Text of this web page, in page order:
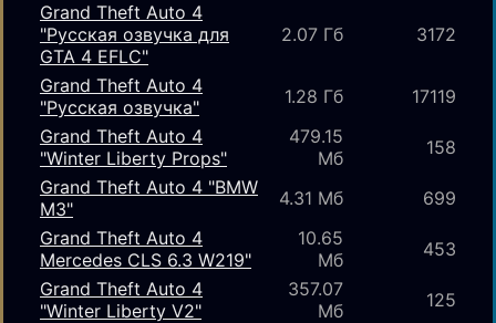
Grand Theft Auto 4
"Русская озвучка для
GTA 4 EFLC"
2.07 Гб 3172
Grand Theft Auto 4
"Русская озвучка"
1.28 Гб
17119
Grand Theft Auto 4
"Winter Liberty Props"
479.15
Мб
158
Grand Theft Auto 4 "BMW
M3"
4.31 Мб
699
Grand Theft Auto 4
Mercedes CLS 6.3 W219"
10.65
Мб
453
Grand Theft Auto 4
"Winter Liberty V2"
357.07
Мб
125